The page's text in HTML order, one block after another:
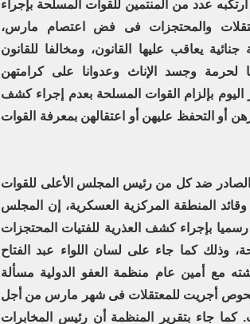
عدد من المنتمين للقوات المسلحة بإجراء
والمحتجزات فى فض اعتصام مارس،
يعاقب عليها القانون، ومخالفا للقانون
لحرمة وجسد الإناث وعدوانا على كرامتهن
اليوم بإلزام القوات المسلحة بعدم إجراء كشف
أو التحفظ عليهن أو اعتقالهن بمعرفة القوات
ضد كل من رئيس المجلس الأعلى للقوات
المنطقة المركزية العسكرية، إن المجلس
بإجراء كشف العذرية للفتيات المحتجزات
وذلك كما جاء على لسان اللواء عبد الفتاح
مع أمين عام منظمة العفو الدولية مسألة
أجريت للمعتقلات فى شهر مارس من أجل
جاء بتقرير المنظمة أن رئيس المخابرات